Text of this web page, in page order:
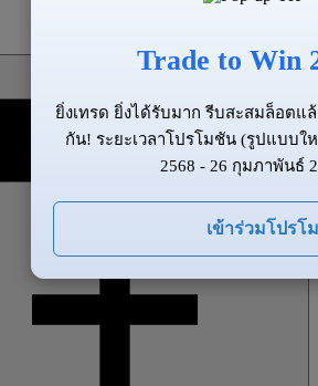
Trade to Win
ยิ่งเทรด ยิ่งได้รับมาก รีบสะสมล็อตแ
กัน! ระยะเวลาโปรโมชัน (รูปแบบใ
2568 - 26 กุมภาพันธ์
เข้าร่วมโปรโ